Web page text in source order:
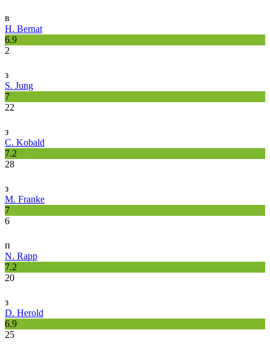
в
H. Bernat
6.9
2
з
S. Jung
7
22
з
C. Kobald
7.2
28
з
M. Franke
7
6
п
N. Rapp
7.2
20
з
D. Herold
6.9
25